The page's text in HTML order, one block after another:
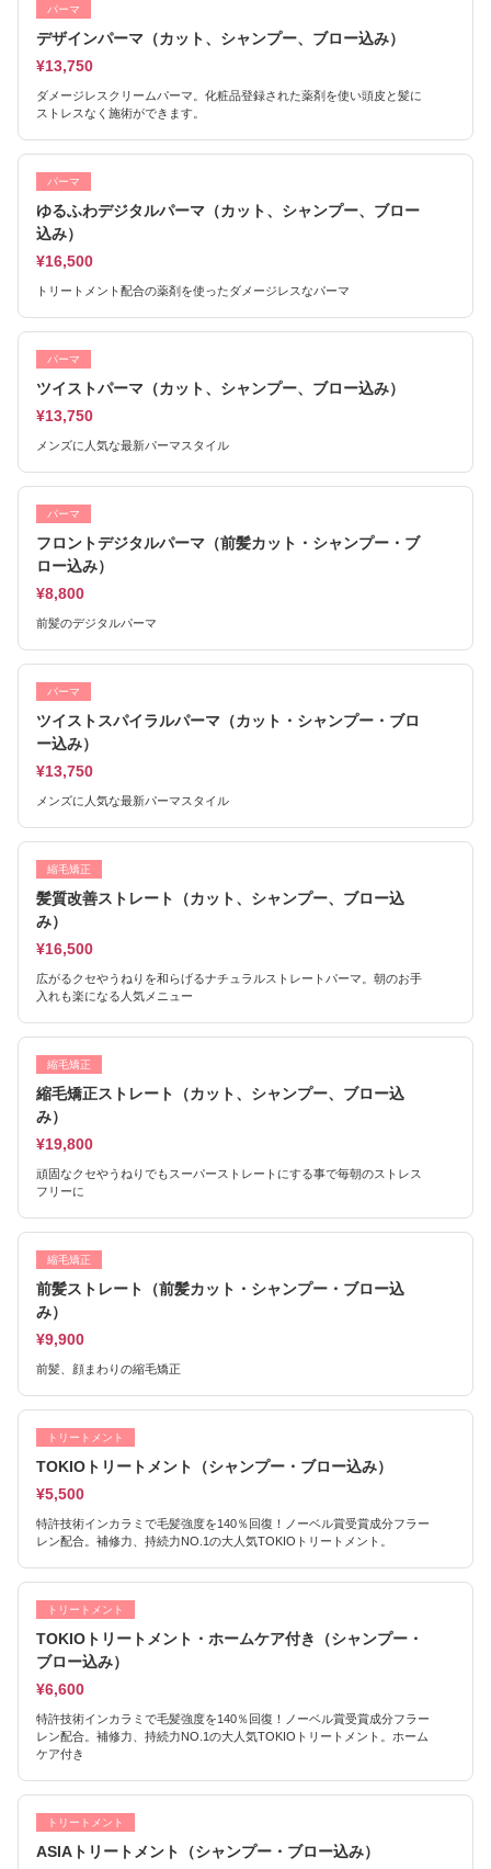
パーマ
デザインパーマ（カット、シャンプー、ブロー込み）
¥13,750
ダメージレスクリームパーマ。化粧品登録された薬剤を使い頭皮と髪に
ストレスなく施術ができます。
パーマ
ゆるふわデジタルパーマ（カット、シャンプー、ブロー
込み）
¥16,500
トリートメント配合の薬剤を使ったダメージレスなパーマ
パーマ
ツイストパーマ（カット、シャンプー、ブロー込み）
¥13,750
メンズに人気な最新パーマスタイル
パーマ
フロントデジタルパーマ（前髪カット・シャンプー・ブ
ロー込み）
¥8,800
前髪のデジタルパーマ
パーマ
ツイストスパイラルパーマ（カット・シャンプー・ブロ
ー込み）
¥13,750
メンズに人気な最新パーマスタイル
縮毛矯正
髪質改善ストレート（カット、シャンプー、ブロー込
み）
¥16,500
広がるクセやうねりを和らげるナチュラルストレートパーマ。朝のお手
入れも楽になる人気メニュー
縮毛矯正
縮毛矯正ストレート（カット、シャンプー、ブロー込
み）
¥19,800
頑固なクセやうねりでもスーパーストレートにする事で毎朝のストレス
フリーに
縮毛矯正
前髪ストレート（前髪カット・シャンプー・ブロー込
み）
¥9,900
前髪、顔まわりの縮毛矯正
トリートメント
TOKIOトリートメント（シャンプー・ブロー込み）
¥5,500
特許技術インカラミで毛髪強度を140％回復！ノーベル賞受賞成分フラー
レン配合。補修力、持続力NO.1の大人気TOKIOトリートメント。
トリートメント
TOKIOトリートメント・ホームケア付き（シャンプー・
ブロー込み）
¥6,600
特許技術インカラミで毛髪強度を140％回復！ノーベル賞受賞成分フラー
レン配合。補修力、持続力NO.1の大人気TOKIOトリートメント。ホーム
ケア付き
トリートメント
ASIAトリートメント（シャンプー・ブロー込み）